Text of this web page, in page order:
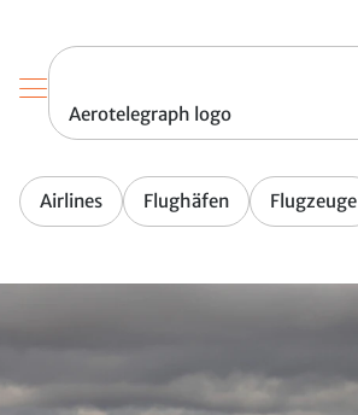
Aerotelegraph logo
Airlines Flughäfen Flugzeuge